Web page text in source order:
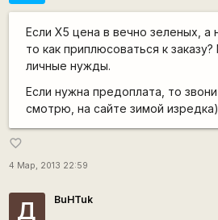
Если X5 цена в вечно зеленых, а
то как приплюсоваться к
личные нужды.
Если нужна предоплата, то
смотрю, на сайте зимой изредка)
favorite_border
4 Мар, 2013 22:59
Д BuHTuk